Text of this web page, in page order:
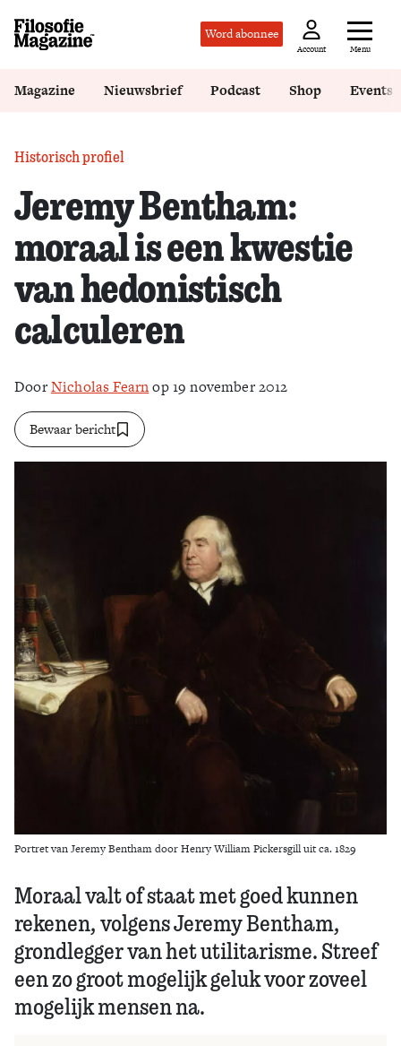
Word abonnee
Account Menu
Magazine Nieuwsbrief Podcast Shop Events
Historisch profiel
Jeremy Bentham:
moraal is een kwestie
van hedonistisch
calculeren
DoorNicholas Fearnop 19 november 2012
Bewaar bericht
Portret van Jeremy Bentham door Henry William Pickersgill uit ca. 1829
Moraal valt of staat met goed kunnen
rekenen, volgens Jeremy Bentham,
grondlegger van het utilitarisme. Streef
een zo groot mogelijk geluk voor zoveel
mogelijk mensen na.